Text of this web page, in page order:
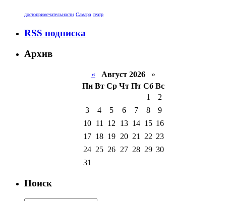
достопримечательности Самара театр
RSS подписка
Архив
« Август 2026
»
Пн Вт Ср Чт Пт Сб Вс
1
2
3
4 5 6 7 8
9
10 11 12 13 14 15 16
17 18 19 20 21 22 23
24 25 26 27 28 29 30
31
Поиск